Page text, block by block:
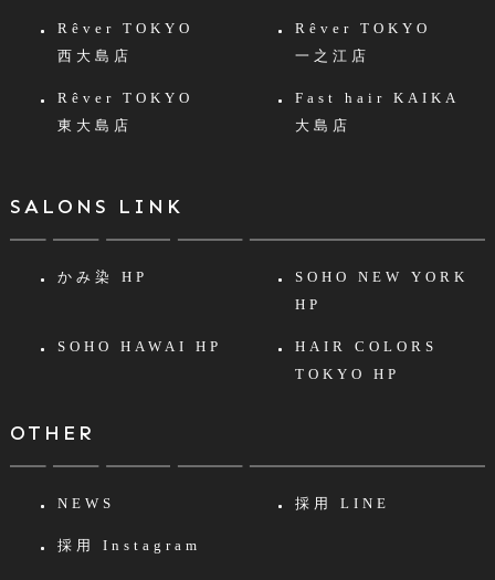
Rêver TOKYO
西大島店
Rêver TOKYO
一之江店
Rêver TOKYO
東大島店
Fast hair KAIKA
大島店
SALONS LINK
かみ染 HP
SOHO NEW YORK
HP
SOHO HAWAI HP
HAIR COLORS
TOKYO HP
OTHER
NEWS 採用 LINE
採用 Instagram